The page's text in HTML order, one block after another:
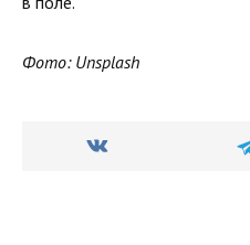
Фото: Unsplash